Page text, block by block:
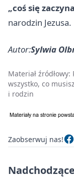
„coś się
narodzin Jezusa.
Autor:Sylwia
Materiał źródłowy:
wszystko, co
i rodzin
Zaobserwuj nas!